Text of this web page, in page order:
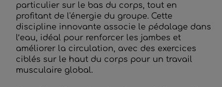
particulier sur le bas du corps, tout en
profitant de l'énergie du groupe. Cette
discipline innovante associe le pédalage dans
l’eau, idéal pour renforcer les jambes et
améliorer la circulation, avec des exercices
ciblés sur le haut du corps pour un travail
musculaire global.